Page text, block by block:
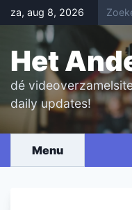
Skip
to
content
za, aug 8, 2026
Het
dé
daily updates!
Menu